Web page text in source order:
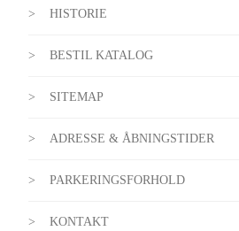
HISTORIE
BESTIL KATALOG
SITEMAP
ADRESSE & ÅBNINGSTIDER
PARKERINGSFORHOLD
KONTAKT